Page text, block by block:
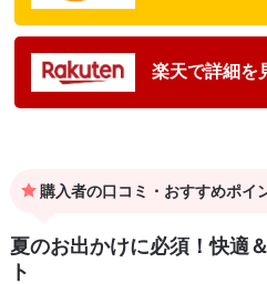
楽天で詳細を
購入者の口コミ・おすすめポイ
夏のお出かけに必須！快適
ト